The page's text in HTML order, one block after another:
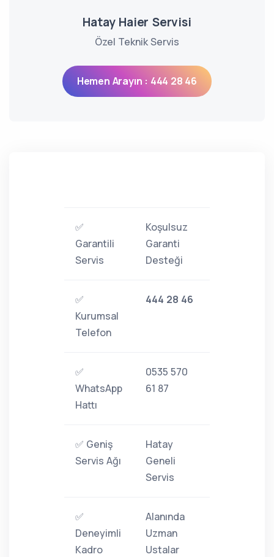
Hatay Haier Servisi
Özel Teknik Servis
Hemen Arayın : 444 28 46
✅
Garantili
Servis
Koşulsuz
Garanti
Desteği
✅
Kurumsal
Telefon
444 28 46
✅
WhatsApp
Hattı
0535 570
61 87
✅ Geniş
Servis Ağı
Hatay
Geneli
Servis
✅
Deneyimli
Kadro
Alanında
Uzman
Ustalar